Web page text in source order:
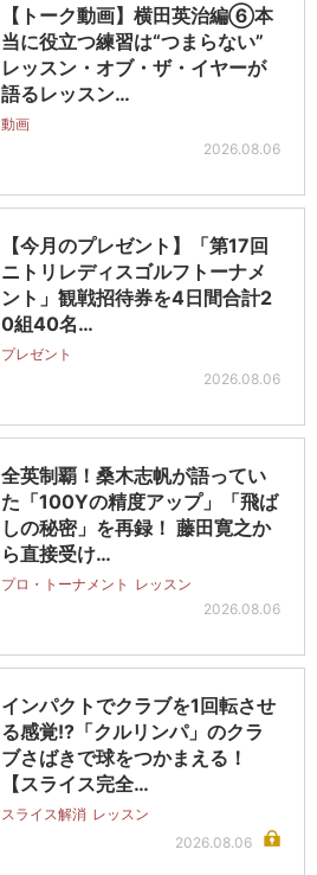
【トーク動画】横田英治編⑥本
当に役立つ練習は“つまらない”
レッスン・オブ・ザ・イヤーが
語るレッスン…
動画
2026.08.06
【今月のプレゼント】「第17回
ニトリレディスゴルフトーナメ
ント」観戦招待券を4日間合計2
0組40名…
プレゼント
2026.08.06
全英制覇！桑木志帆が語ってい
た「100Yの精度アップ」「飛ば
しの秘密」を再録！ 藤田寛之か
ら直接受け…
プロ・トーナメント レッスン
2026.08.06
インパクトでクラブを1回転させ
る感覚!?「クルリンパ」のクラ
ブさばきで球をつかまえる！
【スライス完全…
スライス解消 レッスン
2026.08.06